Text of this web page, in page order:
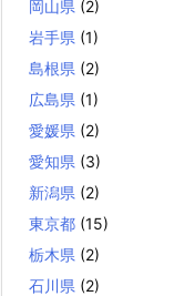
岡山県 (2)
岩手県 (1)
島根県 (2)
広島県 (1)
愛媛県 (2)
愛知県 (3)
新潟県 (2)
東京都 (15)
栃木県 (2)
石川県 (2)